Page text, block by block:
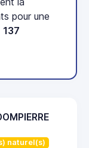
pour une
137
naturel(s)